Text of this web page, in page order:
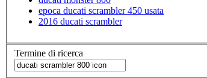
epoca ducati scrambler 450 usata
2016 ducati scrambler
Termine di ricerca